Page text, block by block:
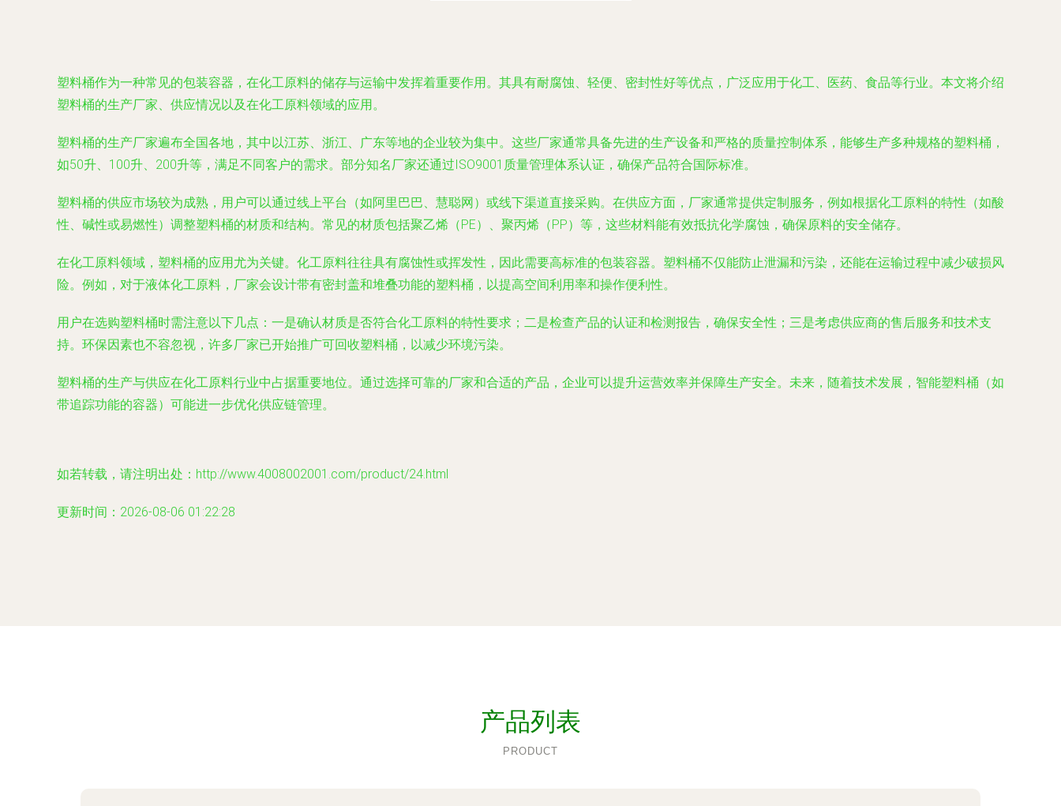
塑料桶作为一种常见的包装容器，在化工原料的储存与运输中发挥着重要作用。其具有耐腐蚀、轻便、密封性好等优点，广泛应用于化工、医药、食品等行业。本文将介绍
塑料桶的生产厂家、供应情况以及在化工原料领域的应用。
塑料桶的生产厂家遍布全国各地，其中以江苏、浙江、广东等地的企业较为集中。这些厂家通常具备先进的生产设备和严格的质量控制体系，能够生产多种规格的塑料桶，
如50升、100升、200升等，满足不同客户的需求。部分知名厂家还通过ISO9001质量管理体系认证，确保产品符合国际标准。
塑料桶的供应市场较为成熟，用户可以通过线上平台（如阿里巴巴、慧聪网）或线下渠道直接采购。在供应方面，厂家通常提供定制服务，例如根据化工原料的特性（如酸
性、碱性或易燃性）调整塑料桶的材质和结构。常见的材质包括聚乙烯（PE）、聚丙烯（PP）等，这些材料能有效抵抗化学腐蚀，确保原料的安全储存。
在化工原料领域，塑料桶的应用尤为关键。化工原料往往具有腐蚀性或挥发性，因此需要高标准的包装容器。塑料桶不仅能防止泄漏和污染，还能在运输过程中减少破损风
险。例如，对于液体化工原料，厂家会设计带有密封盖和堆叠功能的塑料桶，以提高空间利用率和操作便利性。
用户在选购塑料桶时需注意以下几点：一是确认材质是否符合化工原料的特性要求；二是检查产品的认证和检测报告，确保安全性；三是考虑供应商的售后服务和技术支
持。环保因素也不容忽视，许多厂家已开始推广可回收塑料桶，以减少环境污染。
塑料桶的生产与供应在化工原料行业中占据重要地位。通过选择可靠的厂家和合适的产品，企业可以提升运营效率并保障生产安全。未来，随着技术发展，智能塑料桶（如
带追踪功能的容器）可能进一步优化供应链管理。
如若转载，请注明出处：http://www.4008002001.com/product/24.html
更新时间：2026-08-06 01:22:28
产品列表
PRODUCT